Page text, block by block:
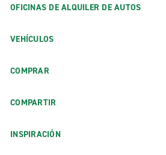
OFICINAS DE ALQUILER DE AUTOS
VEHÍCULOS
COMPRAR
COMPARTIR
INSPIRACIÓN